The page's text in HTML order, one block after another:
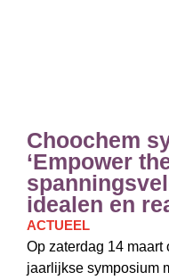
ACTUEEL
Choochem
‘Empower
idealen en
Op zaterdag 14
jaarlijkse symposium